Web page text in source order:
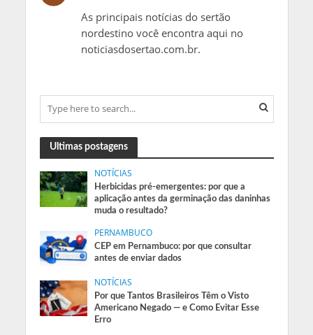
As principais notícias do sertão
nordestino você encontra aqui no
noticiasdosertao.com.br.
Ultimas postagens
NOTÍCIAS
Herbicidas pré-emergentes: por que a
aplicação antes da germinação das daninhas
muda o resultado?
PERNAMBUCO
CEP em Pernambuco: por que consultar
antes de enviar dados
NOTÍCIAS
Por que Tantos Brasileiros Têm o Visto
Americano Negado — e Como Evitar Esse
Erro